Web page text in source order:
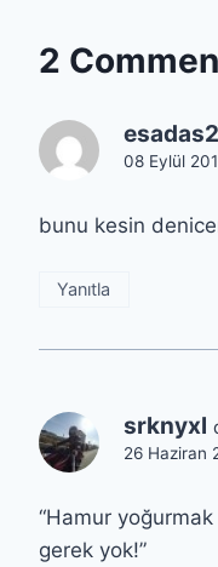
2
08 Eylül
bunu kesin
Yanıtla
srknyxl
26 Haziran
“Hamur
gerek yok!”